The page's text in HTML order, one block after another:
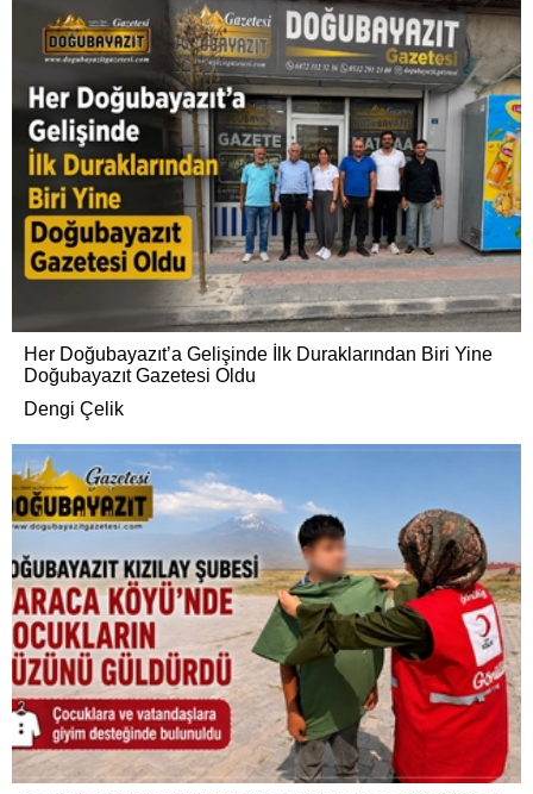
Her Doğubayazıt’a Gelişinde İlk Duraklarından Biri Yine
Doğubayazıt Gazetesi Oldu
Dengi Çelik